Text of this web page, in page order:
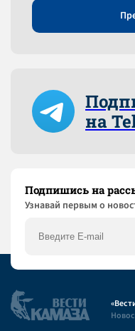
на
Подпишись на
Узнaвай первым о